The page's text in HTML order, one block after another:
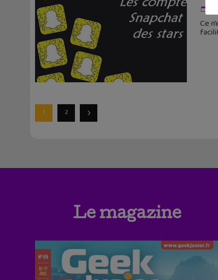
Ce
1 2
Le magazine